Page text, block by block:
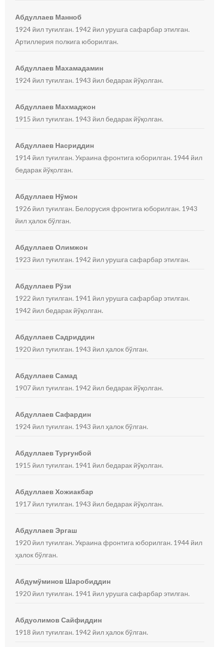
Абдуллаев Манноб
1924 йил туғилган. 1942 йил урушга сафарбар этилган.
Артиллерия полкига юборилган.
Абдуллаев Махамадамин
1924 йил туғилган. 1943 йил бедарак йўқолган.
Абдуллаев Махмаджон
1915 йил туғилган. 1943 йил бедарак йўқолган.
Абдуллаев Насриддин
1914 йил туғилган. Украина фронтига юборилган. 1944 йил
бедарак йўқолган.
Абдуллаев Нўмон
1926 йил туғилган. Белорусия фронтига юборилган. 1943
йил ҳалок бўлган.
Абдуллаев Олимжон
1923 йил туғилган. 1942 йил урушга сафарбар этилган.
Абдуллаев Рўзи
1922 йил туғилган. 1941 йил урушга сафарбар этилган.
1942 йил бедарак йўқолган.
Абдуллаев Садриддин
1920 йил туғилган. 1943 йил ҳалок бўлган.
Абдуллаев Самад
1907 йил туғилган. 1942 йил бедарак йўқолган.
Абдуллаев Сафардин
1924 йил туғилган. 1943 йил ҳалок бўлган.
Абдуллаев Турғунбой
1915 йил туғилган. 1941 йил бедарак йўқолган.
Абдуллаев Хожиакбар
1917 йил туғилган. 1943 йил бедарак йўқолган.
Абдуллаев Эргаш
1920 йил туғилган. Украина фронтига юборилган. 1944 йил
ҳалок бўлган.
Абдумўминов Шаробиддин
1920 йил туғилган. 1941 йил урушга сафарбар этилган.
Абдуолимов Сайфиддин
1918 йил туғилган. 1942 йил ҳалок бўлган.